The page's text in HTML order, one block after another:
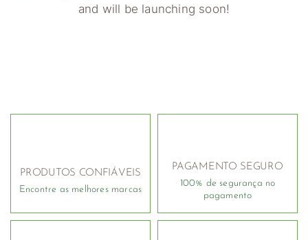
and will be launching soon!
PRODUTOS CONFIÁVEIS
Encontre as melhores marcas
PAGAMENTO SEGURO
100% de segurança no
pagamento